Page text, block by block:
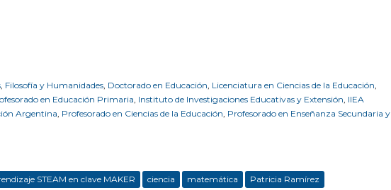
Filosofía y Humanidades Doctorado en Educación Licenciatura en Ciencias de la Educación
en Educación Primaria Instituto de Investigaciones Educativas y Extensión IIEA
Argentina Profesorado en Ciencias de la Educación Profesorado en Enseñanza Secundaria y
STEAM en clave MAKER ciencia matemática Patricia Ramírez